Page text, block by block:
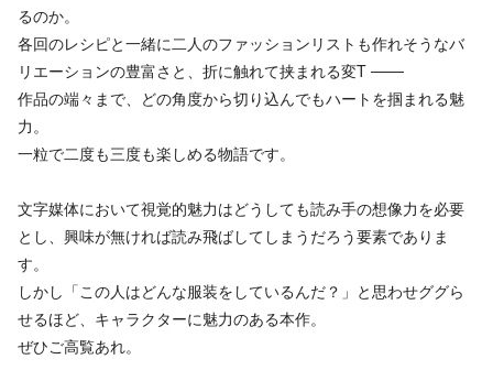
るのか。
各回のレシピと一緒に二人のファッションリストも作れそうなバ
リエーションの豊富さと、折に触れて挟まれる変T ───
作品の端々まで、どの角度から切り込んでもハートを掴まれる魅
力。
一粒で二度も三度も楽しめる物語です。
文字媒体において視覚的魅力はどうしても読み手の想像力を必要
とし、興味が無ければ読み飛ばしてしまうだろう要素でありま
す。
しかし「この人はどんな服装をしているんだ？」と思わせググら
せるほど、キャラクターに魅力のある本作。
ぜひご高覧あれ。